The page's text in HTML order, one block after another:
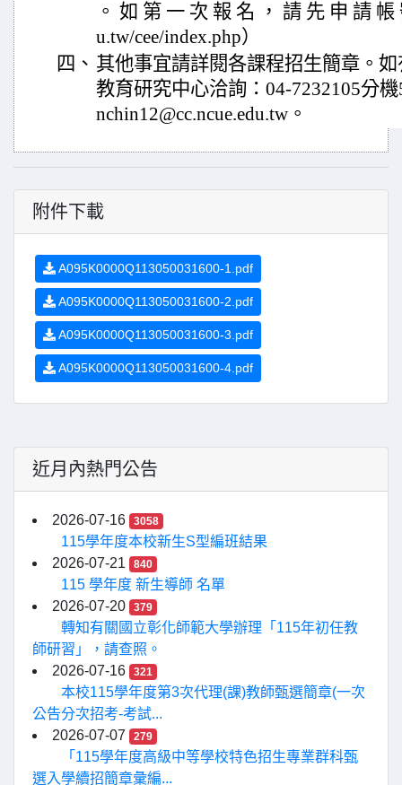
。 如 第 一 次 報 名 ， 請 先 申 請 帳
u.tw/cee/index.php）
四、 其他事宜請詳閱各課程招生簡章。
教育研究中心洽詢：04-7232105分
nchin12@cc.ncue.edu.tw。
附件下載
A095K0000Q113050031600-1.pdf
A095K0000Q113050031600-2.pdf
A095K0000Q113050031600-3.pdf
A095K0000Q113050031600-4.pdf
近月內熱門公告
2026-07-16 3058
115學年度本校新生S型編班結果
2026-07-21
840
115 學年度 新生導師 名單
2026-07-20
379
轉知有關國立彰化師範大學辦理「115年初任教
師研習」，請查照。
2026-07-16
321
本校115學年度第3次代理(課)教師甄選簡章(一次
公告分次招考-考試...
2026-07-07
279
「115學年度高級中等學校特色招生專業群科甄
選入學續招簡章彙編...